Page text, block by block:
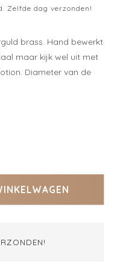
Zelfde dag verzonden!
brass. Hand bewerkt
maar kijk wel uit met
Diameter van de